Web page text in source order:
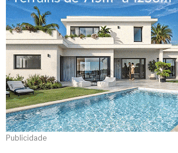
Publicidade